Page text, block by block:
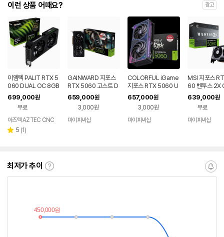
이런 상품 어때요? 광고
이엠텍 PALIT RTX 5
060 DUAL OC 8GB
GDDR7 그래픽카드
게이밍 VGA
699,000원
무료
아즈텍 AZTEC CNC
별 5 리
(1)
GAINWARD 지포스
RTX 5060 고스트 D
7 8GB
659,000원
3,000원
마이피씨샵
COLORFUL iGame
지포스 RTX 5060 U
LTRA DUO OC D7
8GB 도우정보
657,000원
3,000원
마이피씨샵
MSI 지포스
60 벤투스 2X
7 8GB
639,000원
무료
마이피씨샵
최저가 추이
최
이
란?
알